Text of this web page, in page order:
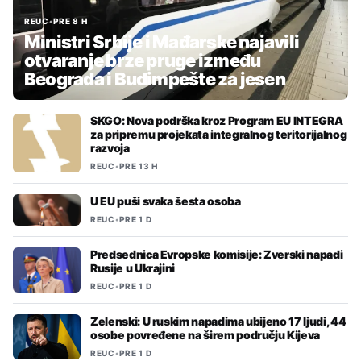
REUC•PRE 8 H
Ministri Srbije i Mađarske najavili
otvaranje brze pruge između
Beograda i Budimpešte za jesen
SKGO: Nova podrška kroz Program EU INTEGRA
za pripremu projekata integralnog teritorijalnog
razvoja
REUC•PRE 13 H
U EU puši svaka šesta osoba
REUC•PRE 1 D
Predsednica Evropske komisije: Zverski napadi
Rusije u Ukrajini
REUC•PRE 1 D
Zelenski: U ruskim napadima ubijeno 17 ljudi, 44
osobe povređene na širem području Kijeva
REUC•PRE 1 D